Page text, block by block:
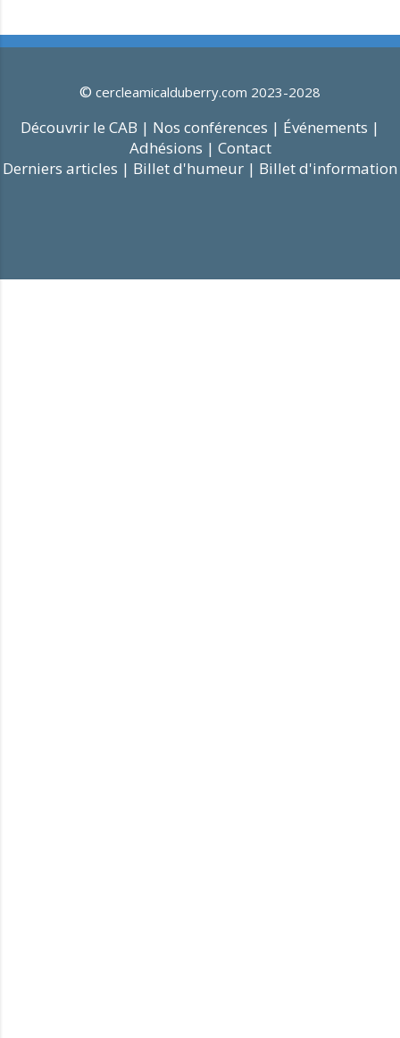
© cercleamicalduberry.com 2023-2028
Découvrir le CAB | Nos conférences | Événements |
Adhésions | Contact
Derniers articles | Billet d'humeur | Billet d'information